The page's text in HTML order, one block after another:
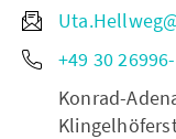
+49 30
Konrad-